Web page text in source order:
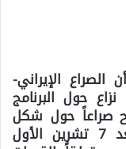
الإيراني-
حول البرنامج
صراعاً حول شكل
النظام الأمني “للشرق الأوسط” بعد 7 تشرين الأول